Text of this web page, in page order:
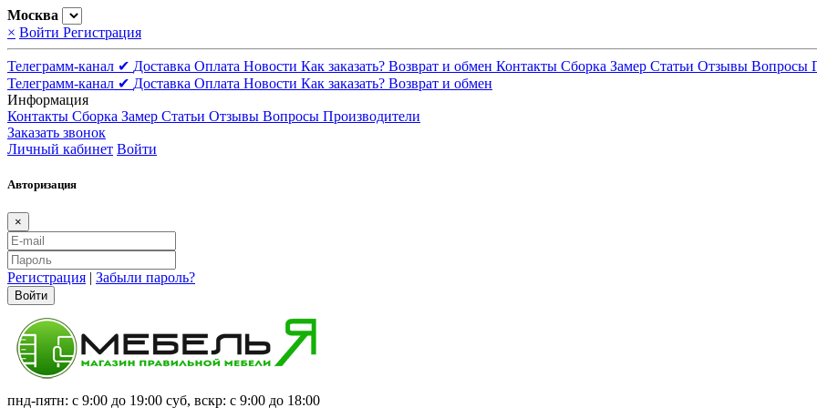
Москва
× Войти Регистрация
Телеграмм-канал ✔ Доставка Оплата Новости Как заказать? Возврат и обмен Контакты Сборка Замер Статьи Отзывы Вопросы
Телеграмм-канал ✔ Доставка Оплата Новости Как заказать? Возврат и обмен
Информация
Контакты Сборка Замер Статьи Отзывы Вопросы Производители
Заказать звонок
Личный кабинет Войти
Авторизация
×
Регистрация | Забыли пароль?
Войти
пнд-пятн: с 9:00 до 19:00 суб, вскр: с 9:00 до 18:00